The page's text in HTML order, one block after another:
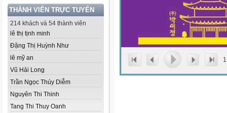
THÀNH VIÊN TRỰC TUYẾN
214 khách và 54 thành viên
lê thị tịnh minh
Đặng Thị Huỳnh Như
lê mỹ an
Vũ Hải Long
Trần Ngọc Thúy Diễm
Nguyên Thi Thinh
Tang Thi Thuy Oanh
1